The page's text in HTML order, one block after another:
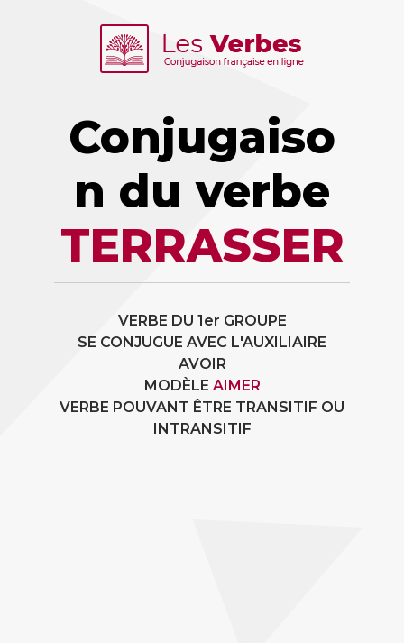
Conjugaiso
n du verbe
TERRASSER
VERBE DU 1er GROUPE
SE CONJUGUE AVEC L'AUXILIAIRE
AVOIR
MODÈLE AIMER
VERBE POUVANT ÊTRE TRANSITIF OU
INTRANSITIF